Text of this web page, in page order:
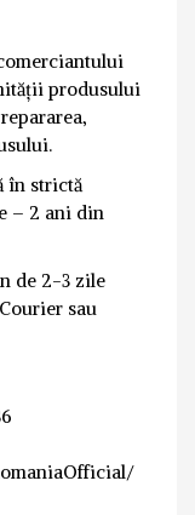
produsului
în strictă
– 2 ani din
de 2-3 zile
sau